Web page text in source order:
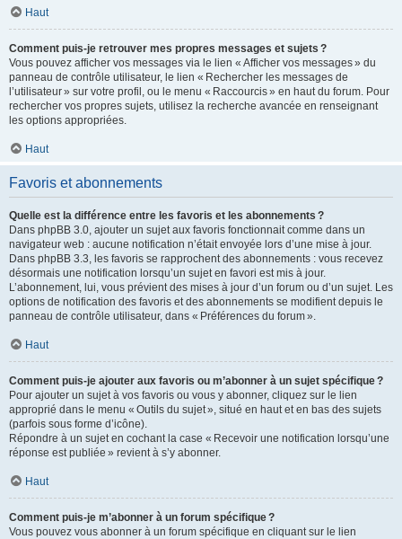
Haut
Comment puis-je retrouver mes propres messages et sujets ?
Vous pouvez afficher vos messages via le lien « Afficher vos messages » du
panneau de contrôle utilisateur, le lien « Rechercher les messages de
l’utilisateur » sur votre profil, ou le menu « Raccourcis » en haut du forum. Pour
rechercher vos propres sujets, utilisez la recherche avancée en renseignant
les options appropriées.
Haut
Favoris et abonnements
Quelle est la différence entre les favoris et les abonnements ?
Dans phpBB 3.0, ajouter un sujet aux favoris fonctionnait comme dans un
navigateur web : aucune notification n’était envoyée lors d’une mise à jour.
Dans phpBB 3.3, les favoris se rapprochent des abonnements : vous recevez
désormais une notification lorsqu’un sujet en favori est mis à jour.
L’abonnement, lui, vous prévient des mises à jour d’un forum ou d’un sujet. Les
options de notification des favoris et des abonnements se modifient depuis le
panneau de contrôle utilisateur, dans « Préférences du forum ».
Haut
Comment puis-je ajouter aux favoris ou m’abonner à un sujet spécifique ?
Pour ajouter un sujet à vos favoris ou vous y abonner, cliquez sur le lien
approprié dans le menu « Outils du sujet », situé en haut et en bas des sujets
(parfois sous forme d’icône).
Répondre à un sujet en cochant la case « Recevoir une notification lorsqu’une
réponse est publiée » revient à s’y abonner.
Haut
Comment puis-je m’abonner à un forum spécifique ?
Vous pouvez vous abonner à un forum spécifique en cliquant sur le lien